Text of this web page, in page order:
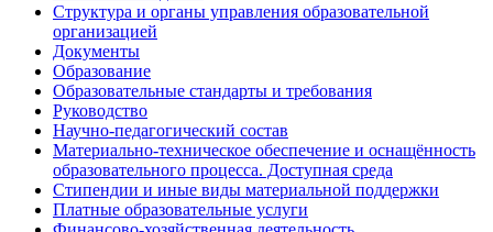
Структура и органы управления образовательной
организацией
Документы
Образование
Образовательные стандарты и требования
Руководство
Научно-педагогический состав
Материально-техническое обеспечение и оснащённость
образовательного процесса. Доступная среда
Стипендии и иные виды материальной поддержки
Платные образовательные услуги